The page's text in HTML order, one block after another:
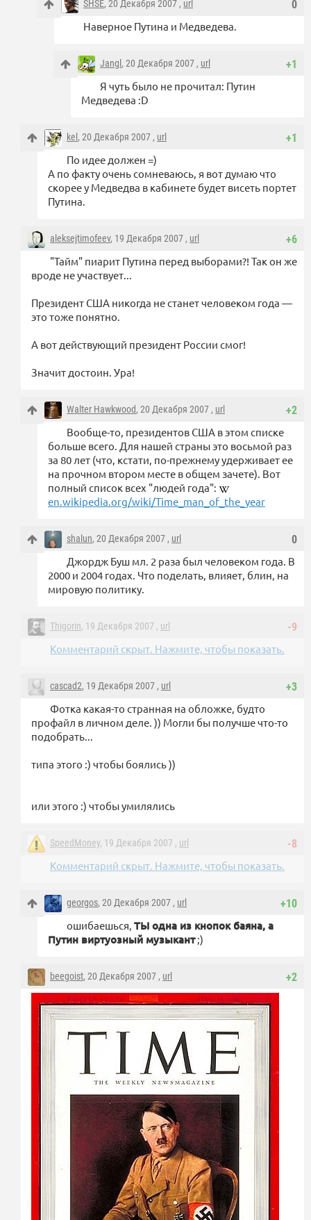
0
SHSE, 20 Декабря 2007 , url
Наверное Путина и Медведева.
+1
Jangl , 20 Декабря 2007 , url
Я чуть было не прочитал: Путин
Медведева :D
+1
kel , 20 Декабря 2007 , url
По идее должен =)
А по факту очень сомневаюсь, я вот думаю что
скорее у Медведва в кабинете будет висеть портет
Путина.
+6
aleksejtimofeev, 19 Декабря 2007 , url
"Тайм" пиарит Путина перед выборами?! Так он же
вроде не участвует...
Президент США никогда не станет человеком года —
это тоже понятно.
А вот действующий президент России смог!
Значит достоин. Ура!
+2
Walter Hawkwood, 20 Декабря 2007 , url
Вообще-то, президентов США в этом списке
больше всего. Для нашей страны это восьмой раз
за 80 лет (что, кстати, по-прежнему удерживает ее
на прочном втором месте в общем зачете). Вот
полный список всех "людей года":
en.wikipedia.org/wiki/Time_man_of_the_year
0
shalun, 20 Декабря 2007 , url
Джордж Буш мл. 2 раза был человеком года. В
2000 и 2004 годах. Что поделать, влияет, блин, на
мировую политику.
-9
Thigorin, 19 Декабря 2007 , url
Комментарий скрыт. Нажмите, чтобы показать.
+3
cascad2, 19 Декабря 2007 , url
Фотка какая-то странная на обложке, будто
профайл в личном деле. )) Могли бы получше что-то
подобрать...
типа этого :) чтобы боялись ))
или этого :) чтобы умилялись
-8
SpeedMoney, 19 Декабря 2007 , url
Комментарий скрыт. Нажмите, чтобы показать.
+10
georgos, 20 Декабря 2007 , url
ошибаешься, ТЫ одна из кнопок баяна, а
Путин виртуозный музыкант;)
+2
beegoist, 20 Декабря 2007 , url